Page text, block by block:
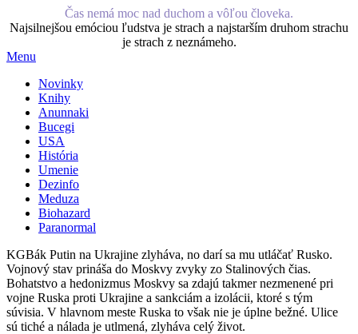
Čas nemá moc nad duchom a vôľou človeka.
Najsilnejšou emóciou ľudstva je strach a najstarším druhom strachu
je strach z neznámeho.
Menu
Novinky
Knihy
Anunnaki
Bucegi
USA
História
Umenie
Dezinfo
Meduza
Biohazard
Paranormal
KGBák Putin na Ukrajine zlyháva, no darí sa mu utláčať Rusko.
Vojnový stav prináša do Moskvy zvyky zo Stalinových čias.
Bohatstvo a hedonizmus Moskvy sa zdajú takmer nezmenené pri
vojne Ruska proti Ukrajine a sankciám a izolácii, ktoré s tým
súvisia. V hlavnom meste Ruska to však nie je úplne bežné. Ulice
sú tiché a nálada je utlmená, zlyháva celý život.